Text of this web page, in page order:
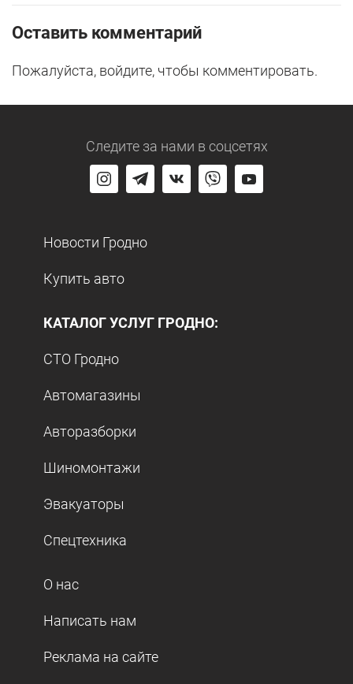
Оставить комментарий
Пожалуйста, войдите, чтобы комментировать.
Следите за нами в соцсетях
Новости Гродно
Купить авто
КАТАЛОГ УСЛУГ ГРОДНО:
СТО Гродно
Автомагазины
Авторазборки
Шиномонтажи
Эвакуаторы
Спецтехника
О нас
Написать нам
Реклама на сайте